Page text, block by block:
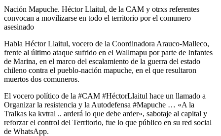
Nación Mapuche. Héctor Llaitul, de la CAM y otrxs referentes
convocan a movilizarse en todo el territorio por el comunero
asesinado
Habla Héctor Llaitul, vocero de la Coordinadora Arauco-Malleco,
frente al último ataque sufrido en el Wallmapu por parte de Infantes
de Marina, en el marco del escalamiento de la guerra del estado
chileno contra el pueblo-nación mapuche, en el que resultaron
muertos dos comuneros.
El vocero político de la #CAM #HéctorLlaitul hace un llamado a
Organizar la resistencia y la Autodefensa #Mapuche … «A la
Tralkas ka kvtral .. arderá lo que debe arder», sabotaje al capital y
reforzar el control del Territorio, fue lo que público en su red social
de WhatsApp.